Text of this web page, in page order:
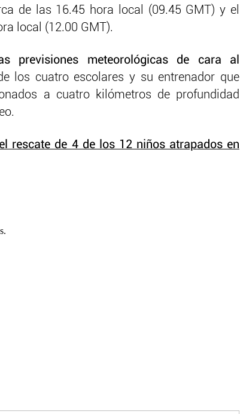
de las 16.45 hora local (09.45 GMT) y el
local (12.00 GMT).
previsiones meteorológicas de cara al
los cuatro escolares y su entrenador que
a cuatro kilómetros de profundidad
rescate de 4 de los 12 niños atrapados en